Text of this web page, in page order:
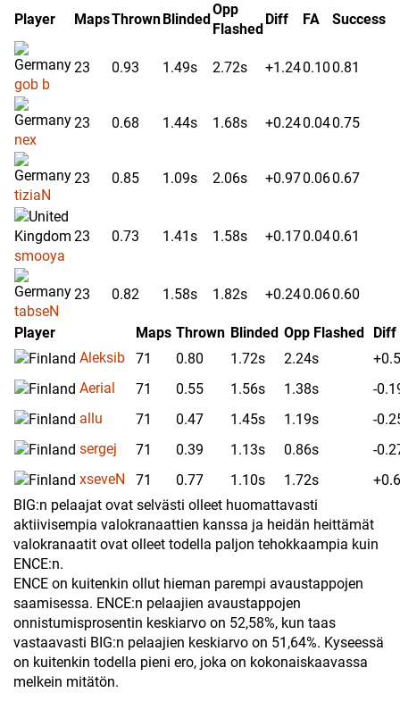
Player MapsThrownBlinded
Opp
Flashed
Diff FA Success
gob b
23 0.93 1.49s 2.72s +1.240.100.81
nex
23 0.68 1.44s 1.68s +0.240.040.75
tiziaN
23 0.85 1.09s 2.06s +0.970.060.67
smooya
23 0.73 1.41s 1.58s +0.170.040.61
tabseN
23 0.82 1.58s 1.82s +0.240.060.60
Player Maps Thrown Blinded Opp Flashed Diff
Aleksib
71 0.80 1.72s 2.24s
Aerial
71 0.55 1.56s 1.38s
-
allu
71 0.47 1.45s 1.19s
-
sergej
71 0.39 1.13s 0.86s
-
xseveN
71 0.77 1.10s 1.72s
BIG:n pelaajat ovat selvästi olleet huomattavasti
aktiivisempia valokranaattien kanssa ja heidän heittämät
valokranaatit ovat olleet todella paljon tehokkaampia kuin
ENCE:n.
ENCE on kuitenkin ollut hieman parempi avaustappojen
saamisessa. ENCE:n pelaajien avaustappojen
onnistumisprosentin keskiarvo on 52,58%, kun taas
vastaavasti BIG:n pelaajien keskiarvo on 51,64%. Kyseessä
on kuitenkin todella pieni ero, joka on kokonaiskaavassa
melkein mitätön.